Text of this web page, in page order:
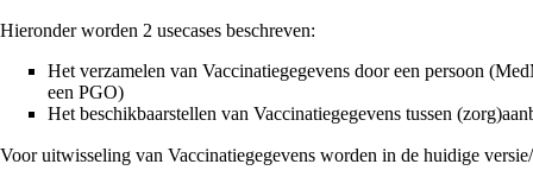
Hieronder worden 2 usecases beschreven:
Het verzamelen van Vaccinatiegegevens door een persoon
een PGO)
Het beschikbaarstellen van Vaccinatiegegevens tussen
Voor uitwisseling van Vaccinatiegegevens worden in de huidige